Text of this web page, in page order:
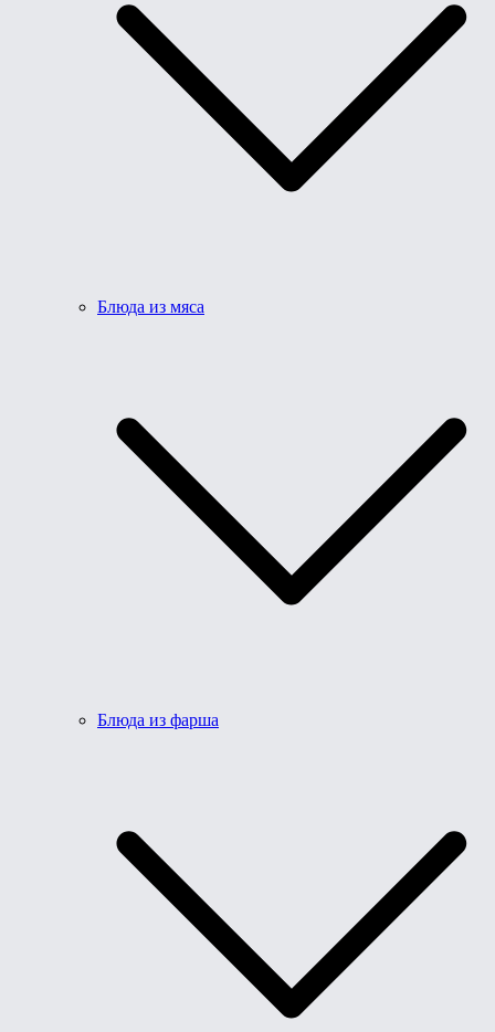
Блюда из мяса
Блюда из фарша